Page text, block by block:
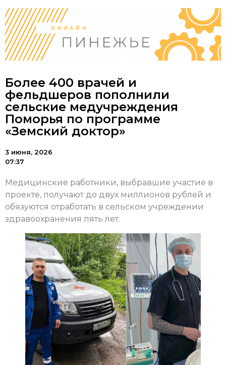
Более 400 врачей и
фельдшеров пополнили
сельские медучреждения
Поморья по программе
«Земский доктор»
3 июня, 2026
07:37
Медицинские работники, выбравшие участие в
проекте, получают до двух миллионов рублей и
обязуются отработать в сельском учреждении
здравоохранения пять лет.